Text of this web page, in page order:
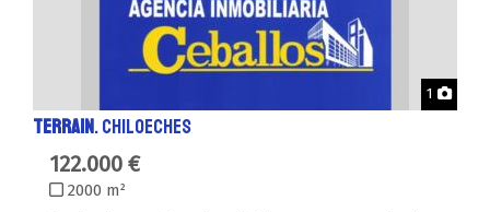
1
TERRAIN. CHILOECHES
122.000 €
2000 m²